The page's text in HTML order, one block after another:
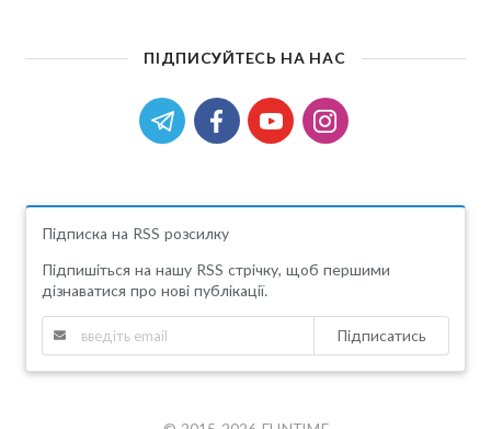
ПІДПИСУЙТЕСЬ НА НАС
Підписка на RSS розсилку
Підпишіться на нашу RSS стрічку, щоб першими
дізнаватися про нові публікації.
Підписатись